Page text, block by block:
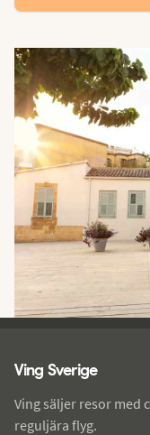
Ving Sverige
Ving säljer resor med
reguljära flyg.